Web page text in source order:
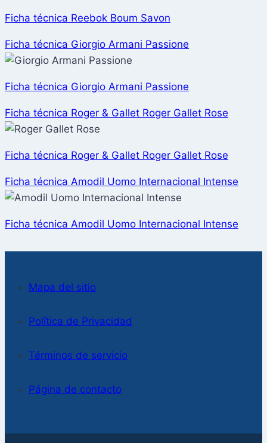
Ficha técnica Reebok Boum Savon
Ficha técnica Giorgio Armani Passione
Ficha técnica Giorgio Armani Passione
Ficha técnica Roger & Gallet Roger Gallet Rose
Ficha técnica Roger & Gallet Roger Gallet Rose
Ficha técnica Amodil Uomo Internacional Intense
Ficha técnica Amodil Uomo Internacional Intense
Mapa del sitio
Política de Privacidad
Términos de servicio
Página de contacto